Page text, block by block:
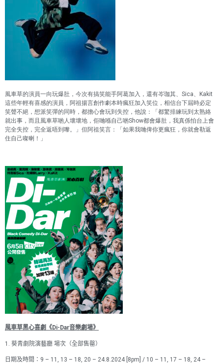
風車草的演員一向玩爆肚，今次有搞笑能手阿葛加入，還有岑珈其、 Sica、
Kakit
這些年輕有喜感的演員，阿祖揚言創作劇本時瘋狂加入笑位，相信台下屆時必定
笑聲不絕，想派笑彈的同時，都擔心會玩到失控，他說：「都驚排練玩到太熟絡
就出事，而且風車草啲人壞壞地，佢哋喺自己啲Show都會爆肚，我真係怕台上會
完全失控，完全返唔到嚟。」但阿祖笑言：「如果我哋俾你更瘋狂，你就會勒返
住自己㗎喇！」
風車草黑心喜劇《Di-Dar音樂劇場》
1. 葵青劇院演藝廳 場次（全部售罄）
日期及時間： 9 – 11, 13 – 18, 20 – 24.8.2024 [8pm] / 10 – 11, 17 – 18, 24 –